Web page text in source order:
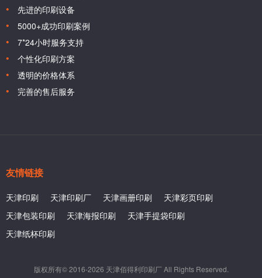
先进的印刷设备
5000+成功印刷案例
7*24小时服务支持
个性化印刷方案
透明的价格体系
完善的售后服务
友情链接
天津印刷 天津印刷厂 天津画册印刷
天津彩页印刷
天津包装印刷
天津海报印刷
天津手提袋印刷
天津纸杯印刷
版权所有© 2016-2026 天津佰得利印刷厂 All Rights Reserved.